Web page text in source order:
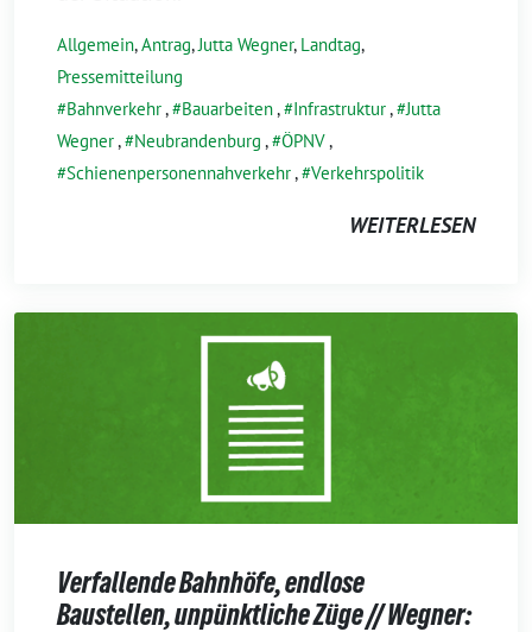
Allgemein,Antrag,Jutta Wegner, Landtag,
Pressemitteilung
Bahnverkehr, Bauarbeiten, Infrastruktur, Jutta
Wegner, Neubrandenburg , ÖPNV,
Schienenpersonennahverkehr, Verkehrspolitik
WEITERLESEN
Verfallende Bahnhöfe, endlose
Baustellen, unpünktliche Züge // Wegner: